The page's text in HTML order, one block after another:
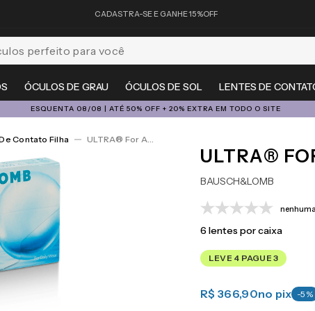
CADASTRA-SE E GANHE 15%OFF
ÓCULOS DE GRAU ÓCULOS DE SOL LENTES DE
para você
ESQUENTA 08/08 | ATÉ 50% OFF + 20% EXTRA EM TODO O SITE
Contato Filha ULTRA® For Astigmatism 6
ULTRA®
BAUSCH&LOMB
6 lentes por caixa
LEVE 4 PAGUE 3
R$ 366,90no pix -5 %